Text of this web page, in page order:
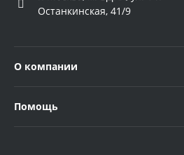
Останкинская, 41/9
О компании
Помощь